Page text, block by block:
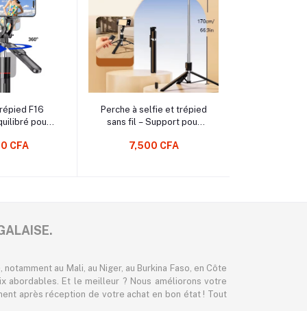
Panier
F16
pour
de vue
CFA
Ajouter au Panier
Perche à selfie et trépied
sans fil – Support pour
Dimensions 298*51*35
7,500 CFA
au Mali, au Niger, au Burkina Faso, en Côte
abordables. Et le meilleur ? Nous améliorons votre
après réception de votre achat en bon état ! Tout